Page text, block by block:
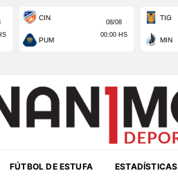
FÚTBOL DE ESTUFA ESTADÍSTICAS